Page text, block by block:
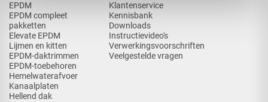
EPDM
EPDM compleet
pakketten
Elevate EPDM
Lijmen en kitten
EPDM-daktrimmen
EPDM-toebehoren
Hemelwaterafvoer
Kanaalplaten
Hellend dak
Klantenservice
Kennisbank
Downloads
Instructievideo's
Verwerkingsvoorschriften
Veelgestelde vragen